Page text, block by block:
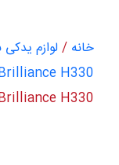
خانه / لوازم
H330
H330